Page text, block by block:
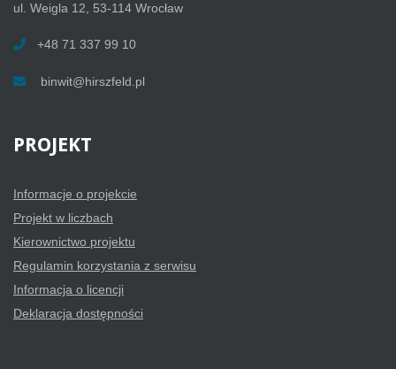
ul. Weigla 12, 53-114 Wrocław
+48 71 337 99 10
binwit@hirszfeld.pl
PROJEKT
Informacje o projekcie
Projekt w liczbach
Kierownictwo projektu
Regulamin korzystania z serwisu
Informacja o licencji
Deklaracja dostępności